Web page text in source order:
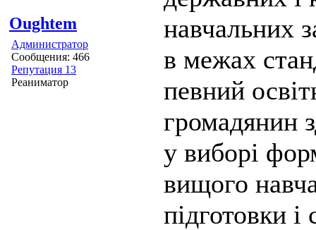
Oughtem
Администратор
Сообщения: 466
Репутация 13
Реаниматор
навчальних
в межах
певний
громадянин
у виборі
вищого
підготовки і